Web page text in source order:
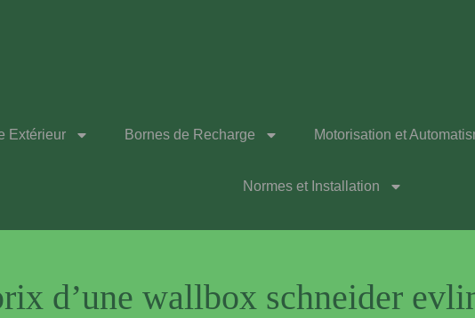
Extérieur Bornes de Recharge Motorisation et
Normes et Installation
d’une wallbox schneider